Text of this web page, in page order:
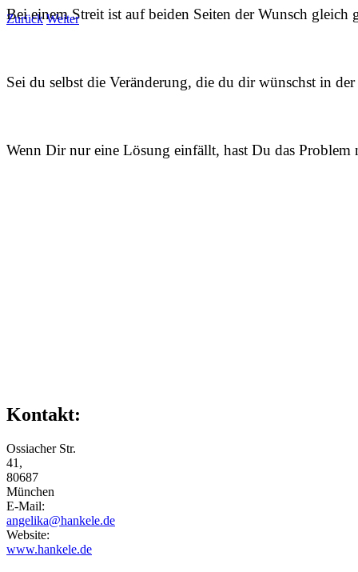
Bei einem Streit ist auf beiden Seiten der Wunsch gleich
Sei du selbst die Veränderung, die du dir wünschst in
Wenn Dir nur eine Lösung einfällt, hast Du das
Zurück Weiter
Kontakt:
Ossiacher Str.
41,
80687
München
E-Mail:
angelika@hankele.de
Website:
www.hankele.de